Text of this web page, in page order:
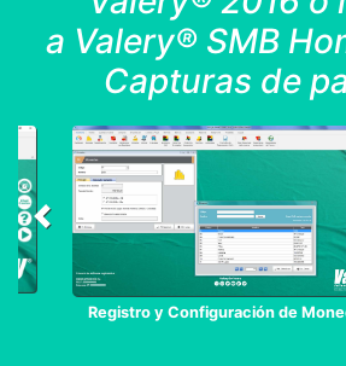
a Valery® SMB
Capturas de
Registro y Configuración de